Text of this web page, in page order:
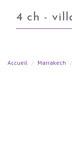
4 ch -
Accueil Marrakech